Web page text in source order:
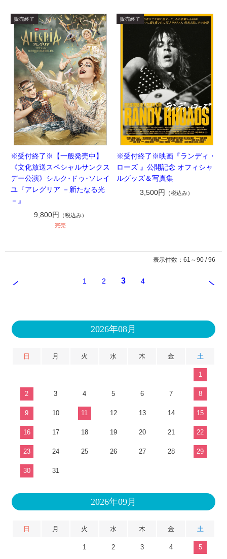
※受付終了※【一般発売中】
《文化放送スペシャルサンクス
デー公演》シルク･ドゥ･ソレイ
ユ『アレグリア －新たなる光
－』
9,800円
（税込み）
完売
※受付終了※映画『ランディ・
ローズ 』公開記念 オフィシャ
ルグッズ＆写真集
3,500円
（税込み）
表示件数：61～90 / 96
1 2 3 4
2026年08月
日 月 火 水 木 金 土
1
2 3 4 5 6 7 8
9 10 11 12 13 14 15
16 17 18 19 20 21 22
23 24 25 26 27 28 29
30 31
2026年09月
日 月 火 水 木 金 土
1 2 3 4 5